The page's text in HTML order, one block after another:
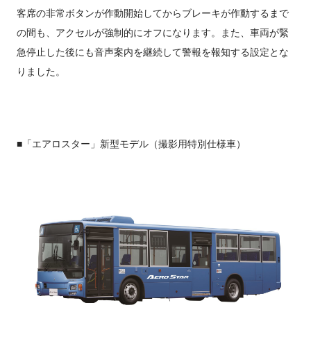
客席の非常ボタンが作動開始してからブレーキが作動するまで
の間も、アクセルが強制的にオフになります。また、車両が緊
急停止した後にも音声案内を継続して警報を報知する設定とな
りました。
■「エアロスター」新型モデル（撮影用特別仕様車）